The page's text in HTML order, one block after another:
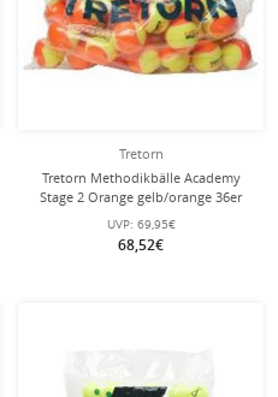
Tretorn
Tretorn Methodikbälle Academy
Stage 2 Orange gelb/orange 36er
Polybag
UVP: 69,95€
68,52€